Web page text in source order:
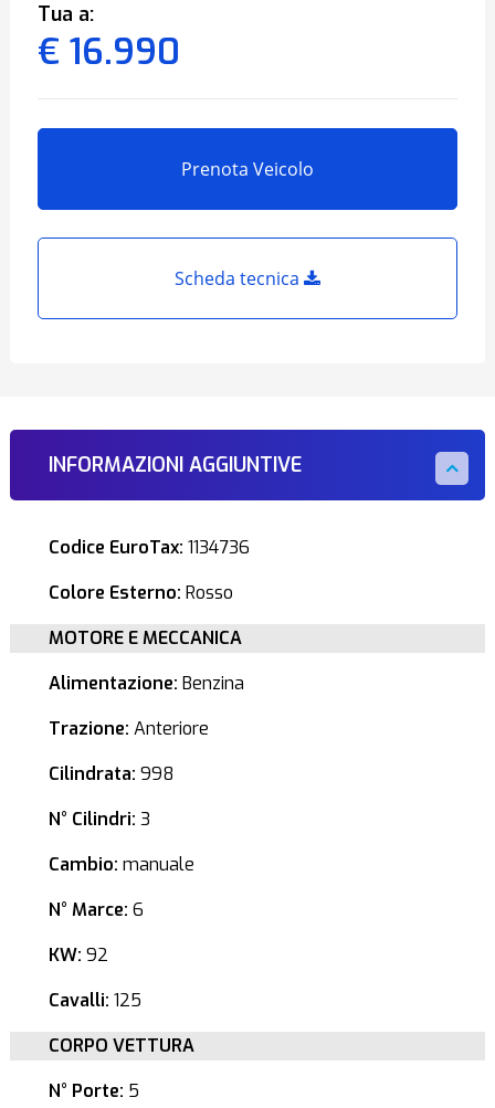
Tua a:
€ 16.990
Prenota Veicolo
Scheda tecnica
INFORMAZIONI AGGIUNTIVE
Codice EuroTax: 1134736
Colore Esterno: Rosso
MOTORE E MECCANICA
Alimentazione: Benzina
Trazione: Anteriore
Cilindrata: 998
N° Cilindri: 3
Cambio: manuale
N° Marce: 6
KW: 92
Cavalli: 125
CORPO VETTURA
N° Porte: 5